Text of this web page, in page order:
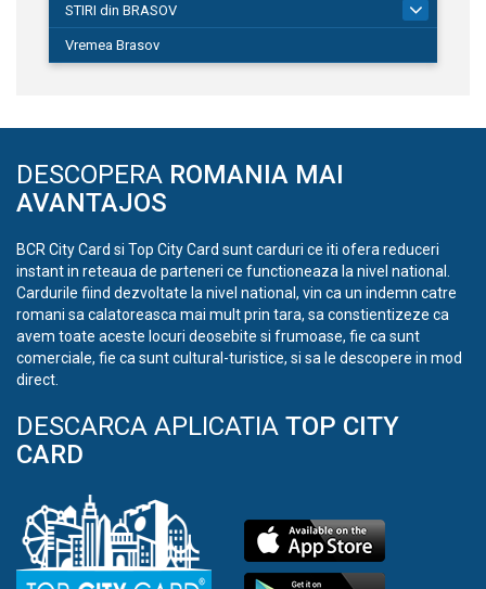
STIRI din BRASOV
Vremea Brasov
DESCOPERA ROMANIA MAI
AVANTAJOS
BCR City Card si Top City Card sunt carduri ce iti ofera reduceri
instant in reteaua de parteneri ce functioneaza la nivel national.
Cardurile fiind dezvoltate la nivel national, vin ca un indemn catre
romani sa calatoreasca mai mult prin tara, sa constientizeze ca
avem toate aceste locuri deosebite si frumoase, fie ca sunt
comerciale, fie ca sunt cultural-turistice, si sa le descopere in mod
direct.
DESCARCA APLICATIA TOP CITY
CARD